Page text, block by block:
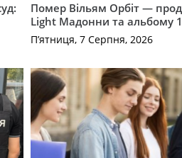
Помер Вільям Орбіт —
Light Мадонни та альбому
П’ятниця, 7 Серпня, 2026